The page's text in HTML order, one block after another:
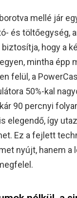
mellé jár
és töltőegység,
hogy a
mintha épp
felül, a
50%-kal
90 percnyi
elegendő, így
Ez a fejlett
nyújt, hanem a